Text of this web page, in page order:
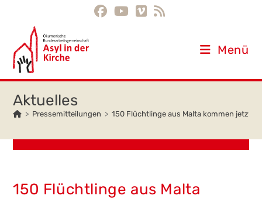
Menü
> Pressemitteilungen > 150 Flüchtlinge aus Malta kommen jetzt
150 Flüchtlinge aus Malta